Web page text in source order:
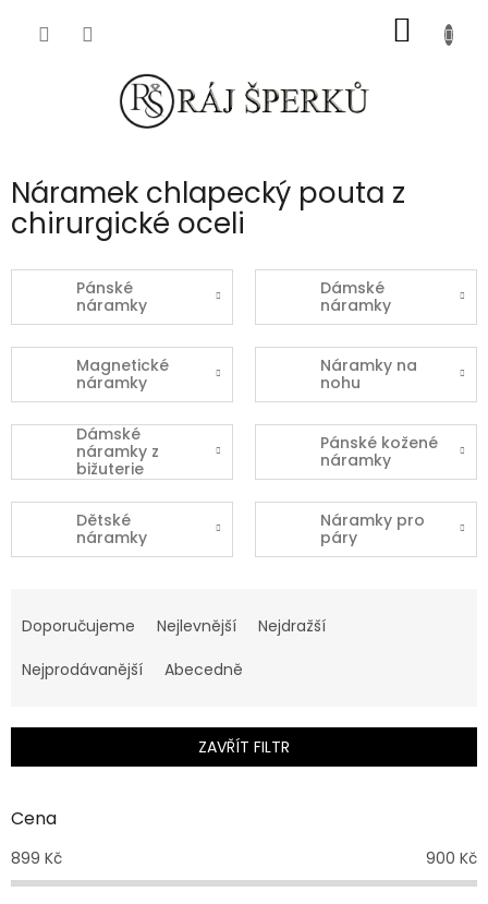
KOŠÍK
Náramek chlapecký pouta z
chirurgické oceli
Pánské
náramky
Dámské
náramky
Magnetické
náramky
Náramky na
nohu
Dámské
náramky z
bižuterie
Pánské kožené
náramky
Dětské
náramky
Náramky pro
páry
a
e
í
r
d
k
t
Doporučujeme Nejlevnější
Nejdražší
Nejprodávanější
Abecedně
ZAVŘÍT FILTR
Cena
899 Kč 900 Kč